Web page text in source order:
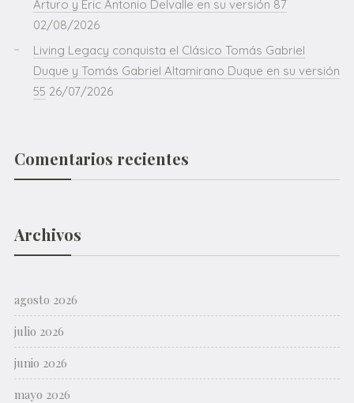
Arturo y Eric Antonio Delvalle en su versión 87
02/08/2026
Living Legacy conquista el Clásico Tomás Gabriel
Duque y Tomás Gabriel Altamirano Duque en su versión
55 26/07/2026
Comentarios recientes
Archivos
agosto 2026
julio 2026
junio 2026
mayo 2026